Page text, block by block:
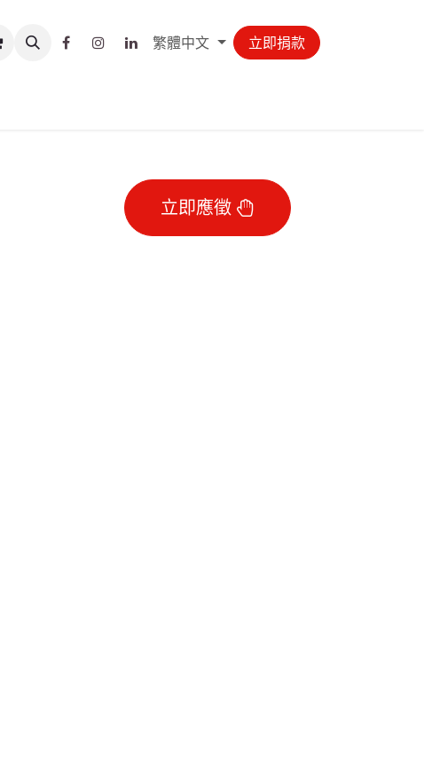
繁體中文 立即捐款
立即應徵